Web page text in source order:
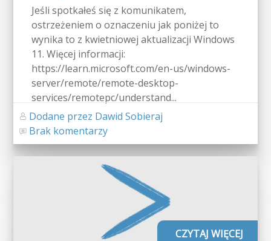
Jeśli spotkałeś się z komunikatem,
ostrzeżeniem o oznaczeniu jak poniżej to
wynika to z kwietniowej aktualizacji Windows
11. Więcej informacji:
https://learn.microsoft.com/en-us/windows-
server/remote/remote-desktop-
services/remotepc/understand...
Dodane przez Dawid Sobieraj
Brak komentarzy
CZYTAJ WIĘCEJ